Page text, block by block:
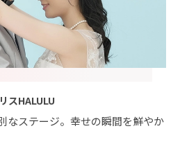
スHALULU
なステージ。幸せの瞬間を鮮やか